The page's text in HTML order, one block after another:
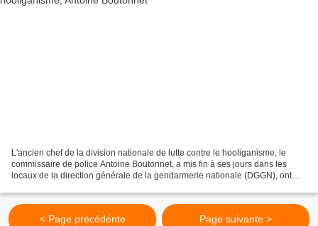
L'ancien chef de la division nationale de lutte contre le hooliganisme, le
commissaire de police Antoine Boutonnet, a mis fin à ses jours dans les
locaux de la direction générale de la gendarmerie nationale (DGGN), ont
< Page précédente Page suivante >